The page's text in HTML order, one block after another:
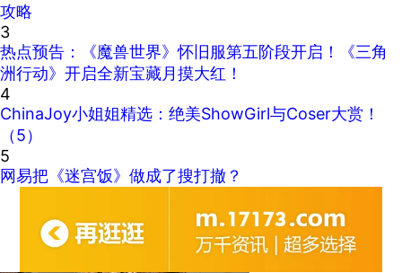
攻略
3
热点预告：《魔兽世界》怀旧服第五阶段开启！《三角
洲行动》开启全新宝藏月摸大红！
4
ChinaJoy小姐姐精选：绝美ShowGirl与Coser大赏！
（5）
5
网易把《迷宫饭》做成了搜打撤？